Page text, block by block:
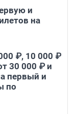
и
на
₽, 10 000 ₽
30 000 ₽ и
первый и
по